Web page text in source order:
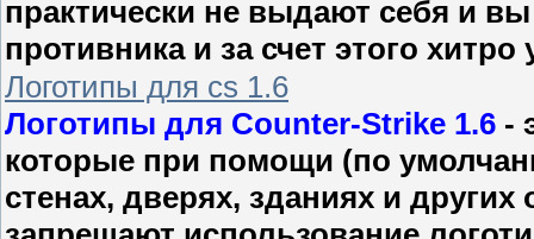
практически не выдают себя и
противника и за счет этого хитро
Логотипы для cs 1.6
Логотипы для Counter-Strike 1.6 -
которые при помощи (по
стенах, дверях, зданиях и